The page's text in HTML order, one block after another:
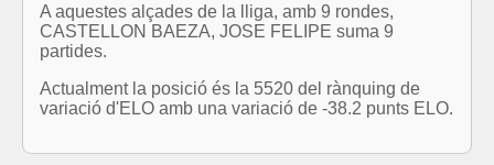
A aquestes alçades de la lliga, amb 9 rondes,
CASTELLON BAEZA, JOSE FELIPE suma 9
partides.
Actualment la posició és la 5520 del rànquing de
variació d'ELO amb una variació de -38.2 punts ELO.